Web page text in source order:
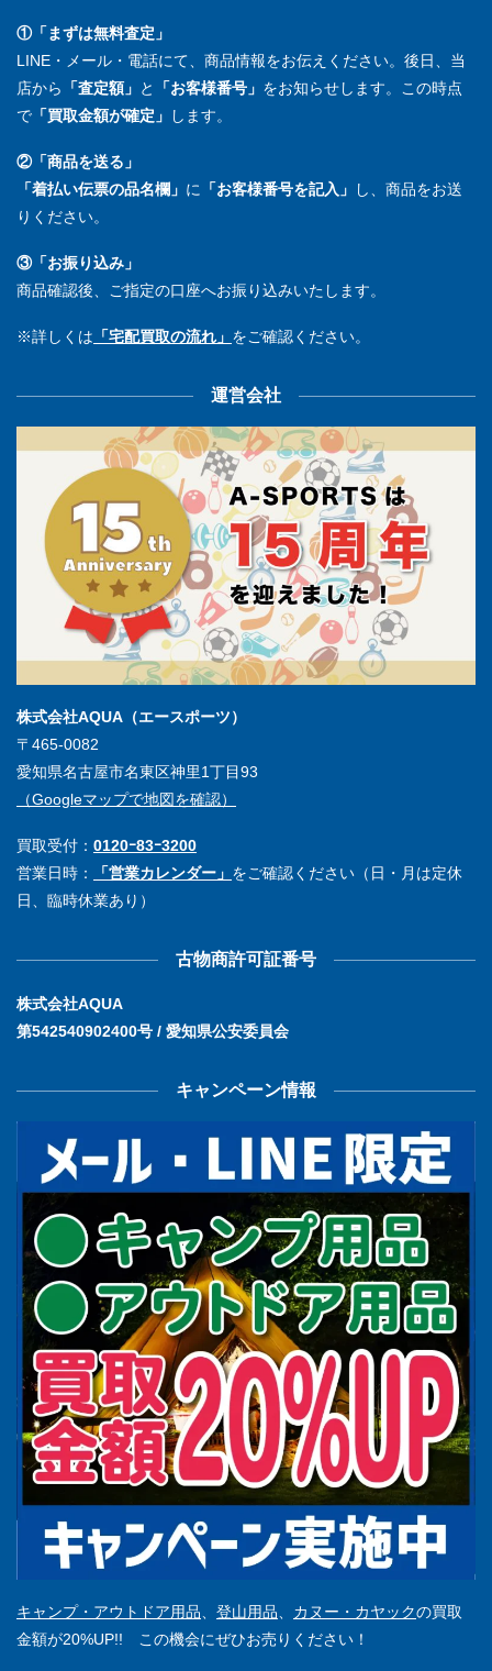
①「まずは無料査定」
LINE・メール・電話にて、商品情報をお伝えください。後日、当
店から
「査定額」 と 「お客様番号」 をお知らせします。この時点
で 「買取金額が確定」 します。
②「商品を送る」
「着払い伝票の品名欄」 に 「お客様番号を記入」
し、商品をお送
りください。
③「お振り込み」
商品確認後、ご指定の口座へお振り込みいたします。
※詳しくは 「宅配買取の流れ」 をご確認ください。
運営会社
株式会社AQUA（エースポーツ）
〒465-0082
愛知県名古屋市名東区神里1丁目93
（Googleマップで地図を確認）
買取受付： 0120ｰ83ｰ3200
営業日時：
「営業カレンダー」 をご確認ください（日・月は定休
日、臨時休業あり）
古物商許可証番号
株式会社AQUA
第542540902400号 / 愛知県公安委員会
キャンペーン情報
キャンプ・アウトドア用品、 登山用品、 カヌー・カヤックの買取
金額が20%UP!! この機会にぜひお売りください！